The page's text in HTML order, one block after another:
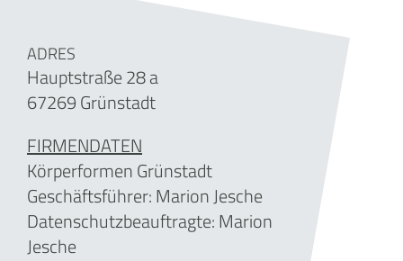
ADRES
Hauptstraße 28 a
67269 Grünstadt
FIRMENDATEN
Körperformen Grünstadt
Geschäftsführer:Marion Jesche
Datenschutzbeauftragte: Marion
Jesche